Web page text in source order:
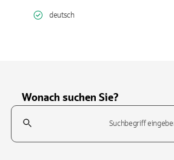
deutsch
Wonach suchen Sie?
Suchfeld